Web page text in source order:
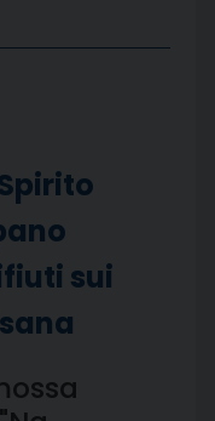
sui